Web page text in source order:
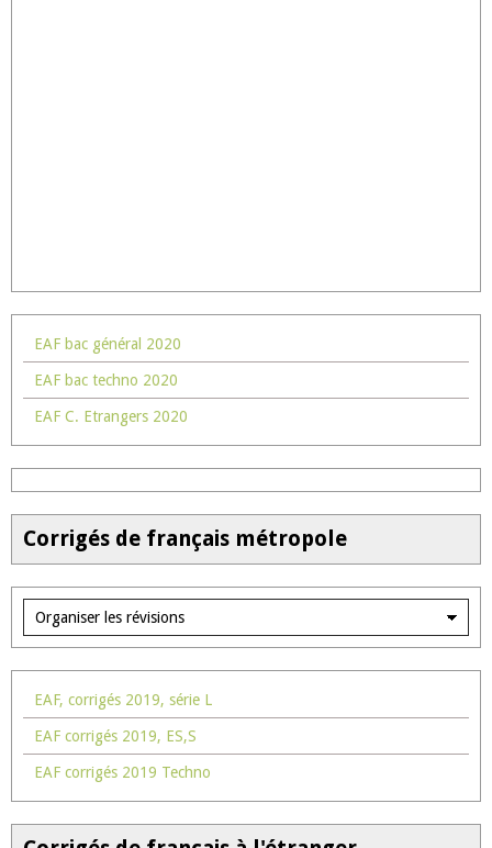
EAF bac général 2020
EAF bac techno 2020
EAF C. Etrangers 2020
Corrigés de français métropole
EAF, corrigés 2019, série L
EAF corrigés 2019, ES,S
EAF corrigés 2019 Techno